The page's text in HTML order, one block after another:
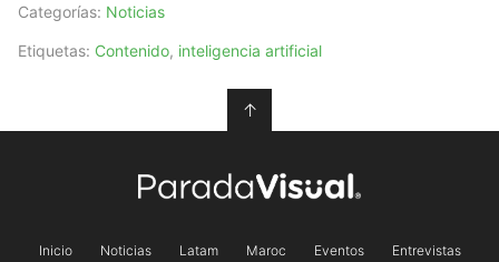
Categorías: Noticias
Etiquetas: Contenido, inteligencia artificial
↑
Inicio Noticias Latam Maroc Eventos
Entrevistas